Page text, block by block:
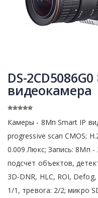
DS-
видеокамера
Камеры - 8Мп Smart IP
progressive scan CMOS;
0.009 Люкс; Запись: 8Мп
подсчет объектов,
3D-DNR, HLC, ROI,
1/1, тревога: 2/2; микро